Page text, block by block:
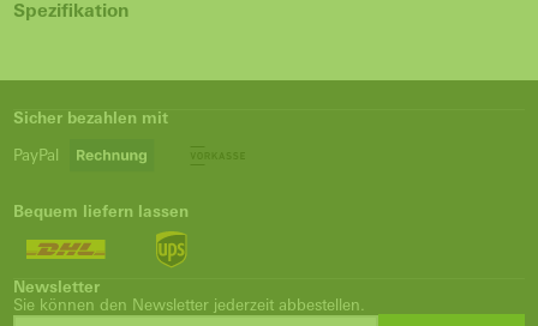
Spezifikation
Sicher bezahlen mit
PayPal
Bequem liefern lassen
Newsletter
Sie können den Newsletter jederzeit abbestellen.